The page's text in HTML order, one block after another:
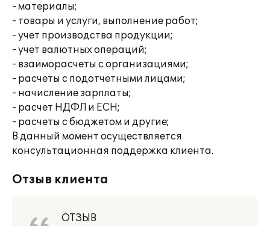
- материалы;
- товары и услуги, выполнение работ;
- учет производства продукции;
- учет валютных операций;
- взаиморасчеты с организациями;
- расчеты с подотчетными лицами;
- начисление зарплаты;
- расчет НДФЛ и ЕСН;
- расчеты с бюджетом и другие;
В данный момент осуществляется
консультационная поддержка клиента.
Отзыв клиента
ОТЗЫВ